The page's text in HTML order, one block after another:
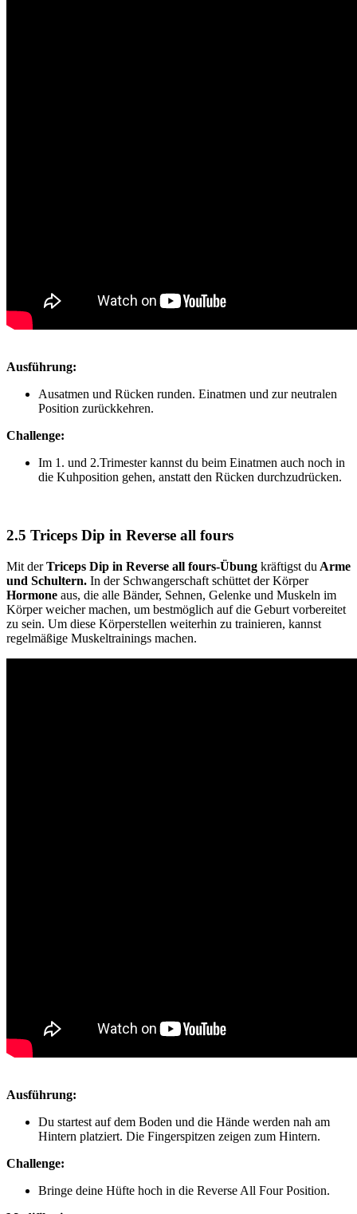
Ausführung:
Ausatmen und Rücken runden. Einatmen und zur neutralen
Position zurückkehren.
Challenge:
Im 1. und 2.Trimester kannst du beim Einatmen auch noch in
die Kuhposition gehen, anstatt den Rücken durchzudrücken.
2.5 Triceps Dip in Reverse all fours
Mit derTriceps Dip in Reverse all fours-Übung kräftigst du Arme
und Schultern. In der Schwangerschaft schüttet der Körper
Hormone aus, die alle Bänder, Sehnen, Gelenke und Muskeln im
Körper weicher machen, um bestmöglich auf die Geburt vorbereitet
zu sein. Um diese Körperstellen weiterhin zu trainieren, kannst
regelmäßige Muskeltrainings machen.
Ausführung:
Du startest auf dem Boden und die Hände werden nah am
Hintern platziert. Die Fingerspitzen zeigen zum Hintern.
Challenge:
Bringe deine Hüfte hoch in die Reverse All Four Position.